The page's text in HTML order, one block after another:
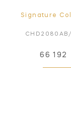
Signature
66 192